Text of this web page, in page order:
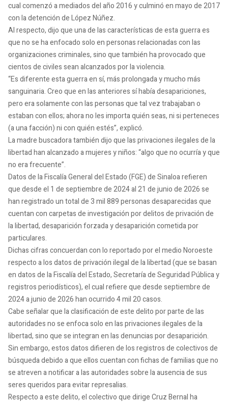
cual comenzó a mediados del año 2016 y culminó en mayo de 2017
con la detención de López Núñez.
Al respecto, dijo que una de las características de esta guerra es
que no se ha enfocado solo en personas relacionadas con las
organizaciones criminales, sino que también ha provocado que
cientos de civiles sean alcanzados por la violencia.
“Es diferente esta guerra en sí, más prolongada y mucho más
sanguinaria. Creo que en las anteriores sí había desapariciones,
pero era solamente con las personas que tal vez trabajaban o
estaban con ellos; ahora no les importa quién seas, ni si perteneces
(a una facción) ni con quién estés”, explicó.
La madre buscadora también dijo que las privaciones ilegales de la
libertad han alcanzado a mujeres y niños: “algo que no ocurría y que
no era frecuente”.
Datos de la Fiscalía General del Estado (FGE) de Sinaloa refieren
que desde el 1 de septiembre de 2024 al 21 de junio de 2026 se
han registrado un total de 3 mil 889 personas desaparecidas que
cuentan con carpetas de investigación por delitos de privación de
la libertad, desaparición forzada y desaparición cometida por
particulares.
Dichas cifras concuerdan con lo reportado por el medio Noroeste
respecto a los datos de privación ilegal de la libertad (que se basan
en datos de la Fiscalía del Estado, Secretaría de Seguridad Pública y
registros periodísticos), el cual refiere que desde septiembre de
2024 a junio de 2026 han ocurrido 4 mil 20 casos.
Cabe señalar que la clasificación de este delito por parte de las
autoridades no se enfoca solo en las privaciones ilegales de la
libertad, sino que se integran en las denuncias por desaparición.
Sin embargo, estos datos difieren de los registros de colectivos de
búsqueda debido a que ellos cuentan con fichas de familias que no
se atreven a notificar a las autoridades sobre la ausencia de sus
seres queridos para evitar represalias.
Respecto a este delito, el colectivo que dirige Cruz Bernal ha